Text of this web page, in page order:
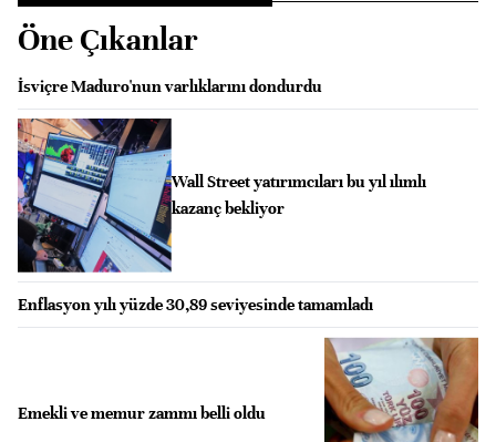
Öne Çıkanlar
İsviçre Maduro'nun varlıklarını dondurdu
Wall Street yatırımcıları bu yıl ılımlı
kazanç bekliyor
Enflasyon yılı yüzde 30,89 seviyesinde tamamladı
Emekli ve memur zammı belli oldu